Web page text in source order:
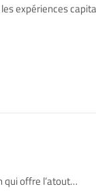
expériences
qui offre l’atout…